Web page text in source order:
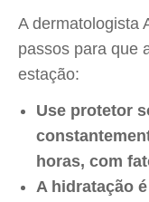
A dermatologista
passos para que
estação:
Use protetor
horas, com
A hidratação